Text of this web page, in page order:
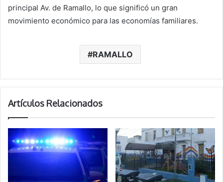
principal Av. de Ramallo, lo que significó un gran
movimiento económico para las economías familiares.
RAMALLO
Artículos Relacionados